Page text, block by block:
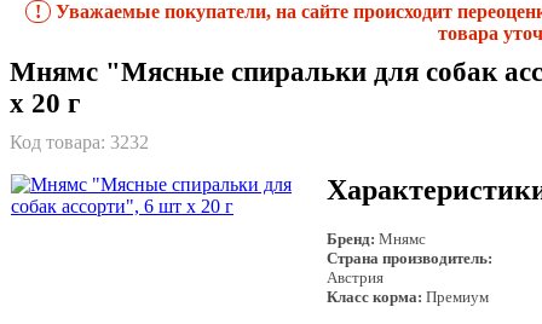
!
Уважаемые покупатели, на сайте происходит
товара
Мнямс "Мясные спиральки для собак
х 20 г
Код товара: 3232
Бренд: Мнямс
Страна производитель:
Австрия
Класс корма: Премиум